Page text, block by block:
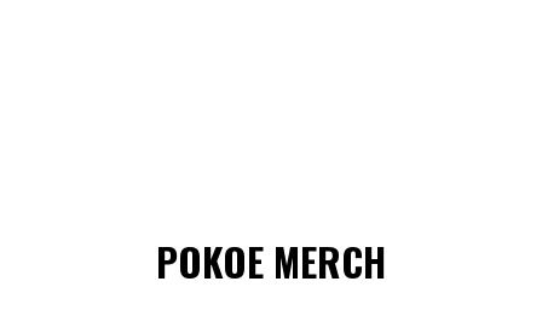
POKOE MERCH